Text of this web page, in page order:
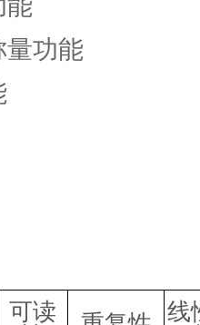
能
功能
可读
线